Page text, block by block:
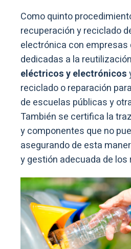
Como quinto
recuperación y reciclado
electrónica con empresas
dedicadas a la
eléctricos y electrónicos
reciclado o reparación
de escuelas públicas y
También se certifica la
y componentes que no
asegurando de esta
y gestión adecuada de los